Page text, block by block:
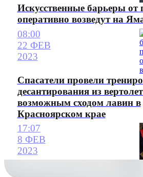
Искусственные барьеры от
оперативно возведут на
08:00
22 ФЕВ
2023
Спасатели провели
десантирования из
возможным сходом лавин в
Красноярском крае
17:07
8 ФЕВ
2023